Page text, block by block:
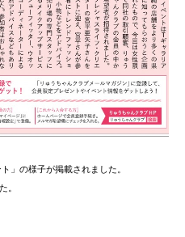
の様子が掲載されました。
。